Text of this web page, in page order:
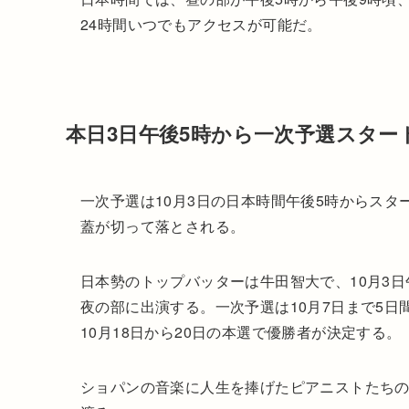
24時間いつでもアクセスが可能だ。
本日3日午後5時から一次予選スター
一次予選は10月3日の日本時間午後5時からス
蓋が切って落とされる。
日本勢のトップバッターは牛田智大で、10月3
夜の部に出演する。一次予選は10月7日まで5
10月18日から20日の本選で優勝者が決定する。
ショパンの音楽に人生を捧げたピアニストたち